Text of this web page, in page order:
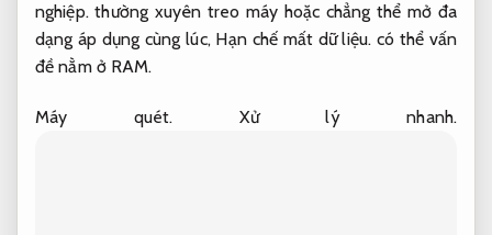
nghiệp.thường xuyên treo máy hoặc chẳng thể mở đa
dạng áp dụng cùng lúc, Hạn chế mất dữ liệu. có thể vấn
đề nằm ở RAM.
Máy quét. Xử lý nhanh.